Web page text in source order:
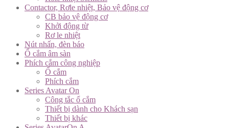
Contactor, Rơle nhiệt, Bảo vệ động cơ
CB bảo vệ động cơ
Khởi động từ
Rơ le nhiệt
Nút nhấn, đèn báo
Ổ cắm âm sàn
Phích cắm công nghiệp
Ổ cắm
Phích cắm
Series Avatar On
Công tắc ổ cắm
Thiết bị dành cho Khách sạn
Thiết bị khác